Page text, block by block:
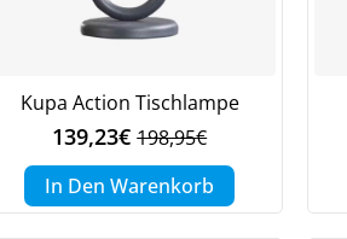
Kupa Action Tischlampe
198,95€
Ursprünglicher
Preis
war:
198,95€
139,23€Aktueller
Preis
ist:
139,23€.
In Den Warenkorb